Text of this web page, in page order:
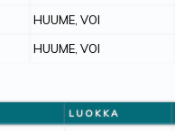
HUUME, VOI
HUUME, VOI
LUOKKA